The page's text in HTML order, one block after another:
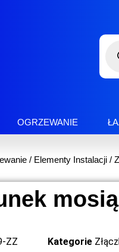
OGRZEWANIE
/ Elementy Instalacji /
ZZ Kategorie